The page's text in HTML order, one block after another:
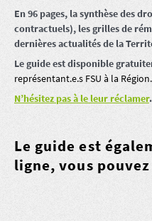
En 96 pages, la synthèse des
contractuels), les grilles de
dernières actualités de la
Le guide est disponible
représentant.e.s FSU à la Région.
N’hésitez pas à le leur réclamer.
Le guide est
ligne,vous